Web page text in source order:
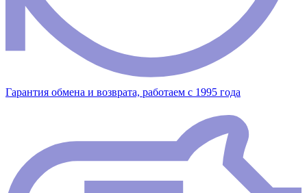
Гарантия обмена и возврата, работаем с 1995 года